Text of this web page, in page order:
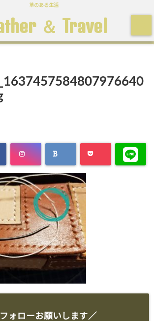
革のある生活
＆ Travel
ォローお願いします／